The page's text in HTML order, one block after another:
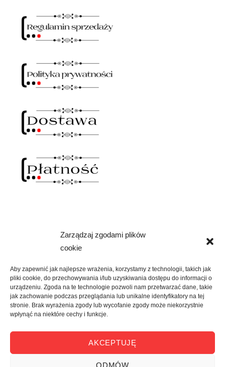
Zarządzaj zgodami plików
cookie
Aby zapewnić jak najlepsze wrażenia, korzystamy z technologii, takich jak
pliki cookie, do przechowywania i/lub uzyskiwania dostępu do informacji o
urządzeniu. Zgoda na te technologie pozwoli nam przetwarzać dane, takie
jak zachowanie podczas przeglądania lub unikalne identyfikatory na tej
stronie. Brak wyrażenia zgody lub wycofanie zgody może niekorzystnie
wpłynąć na niektóre cechy i funkcje.
AKCEPTUJĘ
ODMÓW
NAWIAS OTWARTY
SKLEP
menu
potomne
KREATYWNIE
rozwiń
menu
potomne
KULTURALNIE
rozwiń
potomne